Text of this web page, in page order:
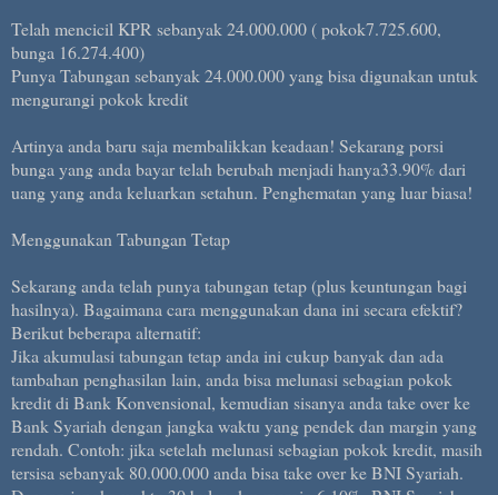
Telah mencicil KPR sebanyak 24.000.000 ( pokok7.725.600,
bunga 16.274.400)
Punya Tabungan sebanyak 24.000.000 yang bisa digunakan untuk
mengurangi pokok kredit
Artinya anda baru saja membalikkan keadaan! Sekarang porsi
bunga yang anda bayar telah berubah menjadi hanya33.90% dari
uang yang anda keluarkan setahun. Penghematan yang luar biasa!
Menggunakan Tabungan Tetap
Sekarang anda telah punya tabungan tetap (plus keuntungan bagi
hasilnya). Bagaimana cara menggunakan dana ini secara efektif?
Berikut beberapa alternatif:
Jika akumulasi tabungan tetap anda ini cukup banyak dan ada
tambahan penghasilan lain, anda bisa melunasi sebagian pokok
kredit di Bank Konvensional, kemudian sisanya anda take over ke
Bank Syariah dengan jangka waktu yang pendek dan margin yang
rendah. Contoh: jika setelah melunasi sebagian pokok kredit, masih
tersisa sebanyak 80.000.000 anda bisa take over ke BNI Syariah.